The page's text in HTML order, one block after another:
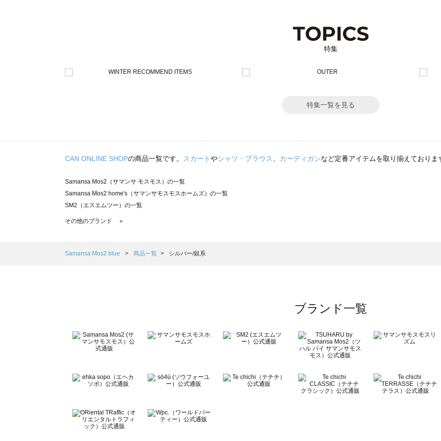
特集
特集一覧を見る
CAN ONLINE SHOPの商品一覧です。 スカートやシャツ・ブラウス、 カーディガンなど定番アイテムを取り揃えておりま
Samansa Mos2（サマンサ モスモス）の一覧
Samansa Mos2 home's（サマンサモスモスホームズ）の一覧
SM2（エスエムツー）の一覧
TSUHARU by Samansa Mos2（ツハルバイサマンサモスモス）の一覧
Samansa Mos2 Lagom（サマンサモスモス ラーゴム）の一覧
BETTY'S BLUE（べティーズブルー）の一覧
Wpc.（ワールドパーティー）の一覧
その他のブランド ＋
Samansa Mos2 blue 商品一覧 シルバー/銀系
ブランド一覧